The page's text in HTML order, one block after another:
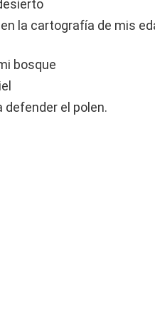
la cartografía de mis
bosque
defender el polen.